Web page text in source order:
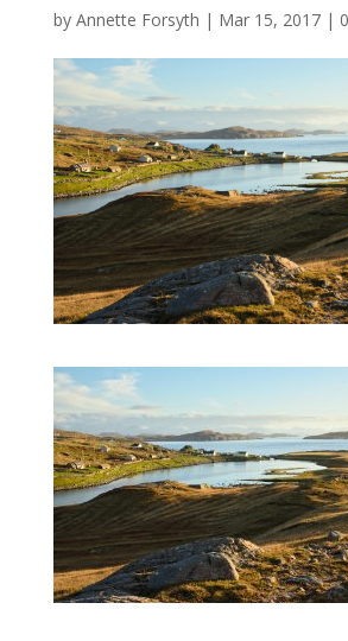
by Annette Forsyth | Mar 15, 2017|